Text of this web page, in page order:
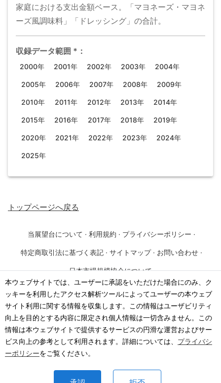
本ウェブサイトでは、ユーザーに承認をいただけた場合にのみ、ク
ッキーを利用したアクセス解析ツールによってユーザーの本ウェブ
サイト利用に関する情報を収集します。この情報はユーザビリティ
向上を目的とする内容に限定され個人情報は一切含みません。この
情報は本ウェブサイトで提供するサービスの円滑な運営およびサー
ビス向上の参考として利用されます。詳細については、 プライバシ
ーポリシーをご覧ください。
家庭における支出金額ベース。「マヨネーズ・マヨネ
ーズ風調味料」「ドレッシング」の合計。
収録データ範囲 * ：
2000年 2001年 2002年 2003年 2004年
2005年 2006年 2007年 2008年 2009年
2010年 2011年 2012年 2013年 2014年
2015年 2016年 2017年 2018年 2019年
2020年 2021年 2022年 2023年 2024年
2025年
トップページへ戻る
当展望台について · 利用規約 · プライバシーポリシー ·
特定商取引法に基づく表記 · サイトマップ · お問い合わせ ·
日本市場規模協会について
©2026· 一般社団法人 日本市場規模協会